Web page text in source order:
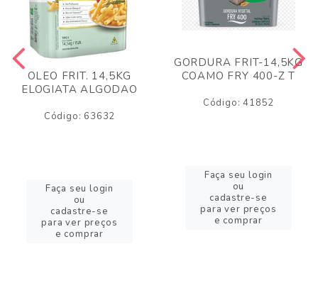
OLEO FRIT. 14,5KG
ELOGIATA ALGODAO
Código: 63632
Faça seu login
ou
cadastre-se
para ver preços
e comprar
GORDURA FRIT-14,5KG
COAMO FRY 400-Z T
Código: 41852
Faça seu login
ou
cadastre-se
para ver preços
e comprar